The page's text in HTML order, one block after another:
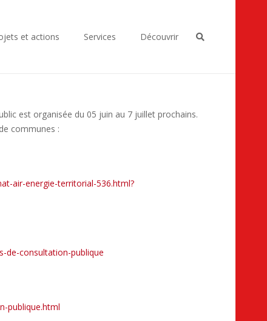
et actions Services Découvrir
est organisée du 05 juin au 7 juillet prochains.
communes :
air-energie-territorial-536.html?
de-consultation-publique
publique.html